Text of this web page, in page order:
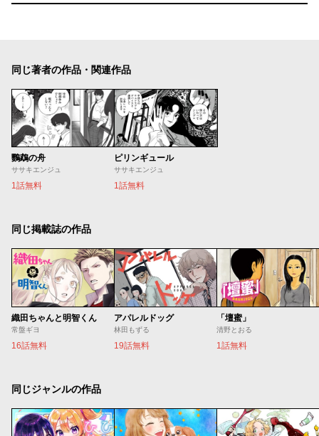
同じ著者の作品・関連作品
鸚鵡の舟
ササキエンジュ
1話無料
ピリンギュール
ササキエンジュ
1話無料
同じ掲載誌の作品
織田ちゃんと明智くん
常盤ギヨ
16話無料
アパレルドッグ
林田もずる
19話無料
「壇蜜」
清野とおる
1話無料
同じジャンルの作品